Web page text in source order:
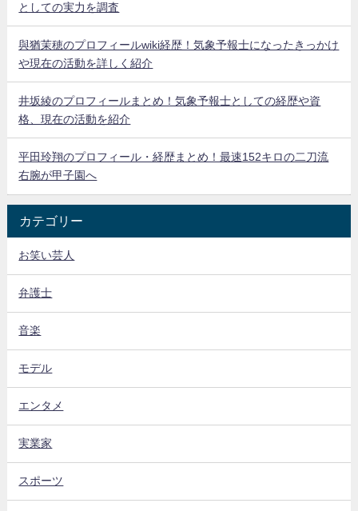
としての実力を調査
與猶茉穂のプロフィールwiki経歴！気象予報士になったきっかけ
や現在の活動を詳しく紹介
井坂綾のプロフィールまとめ！気象予報士としての経歴や資
格、現在の活動を紹介
平田玲翔のプロフィール・経歴まとめ！最速152キロの二刀流
右腕が甲子園へ
カテゴリー
お笑い芸人
弁護士
音楽
モデル
エンタメ
実業家
スポーツ